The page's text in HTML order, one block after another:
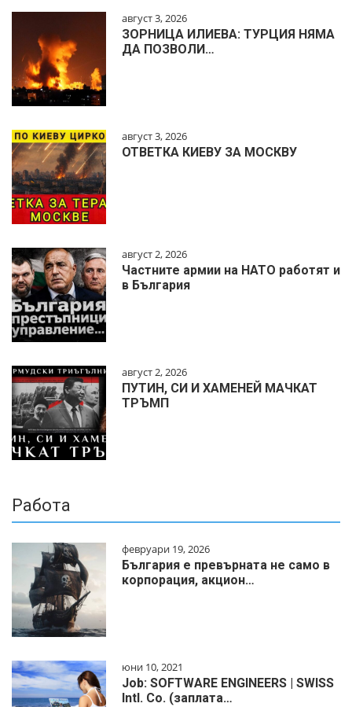
август 3, 2026
ЗОРНИЦА ИЛИЕВА: ТУРЦИЯ НЯМА
ДА ПОЗВОЛИ…
август 3, 2026
ОТВЕТКА КИЕВУ ЗА МОСКВУ
август 2, 2026
Частните армии на НАТО работят и
в България
август 2, 2026
ПУТИН, СИ И ХАМЕНЕЙ МАЧКАТ
ТРЪМП
Работа
февруари 19, 2026
България е превърната не само в
корпорация, акцион…
юни 10, 2021
Job: SOFTWARE ENGINEERS | SWISS
Intl. Co. (заплата…